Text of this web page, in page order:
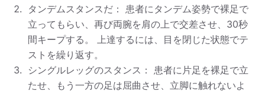
タンデムスタンスだ： 患者にタンデム姿勢で裸足で
立ってもらい、再び両腕を肩の上で交差させ、30秒
間キープする。 上達するには、目を閉じた状態でテ
ストを繰り返す。
シングルレッグのスタンス： 患者に片足を裸足で立
たせ、もう一方の足は屈曲させ、立脚に触れないよ